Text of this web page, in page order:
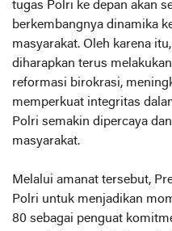
tugas Polri ke depan akan
berkembangnya dinamika
masyarakat. Oleh karena
diharapkan terus
reformasi birokrasi,
memperkuat integritas
Polri semakin dipercaya
masyarakat.
‎Melalui amanat tersebut,
Polri untuk menjadikan
80 sebagai penguat